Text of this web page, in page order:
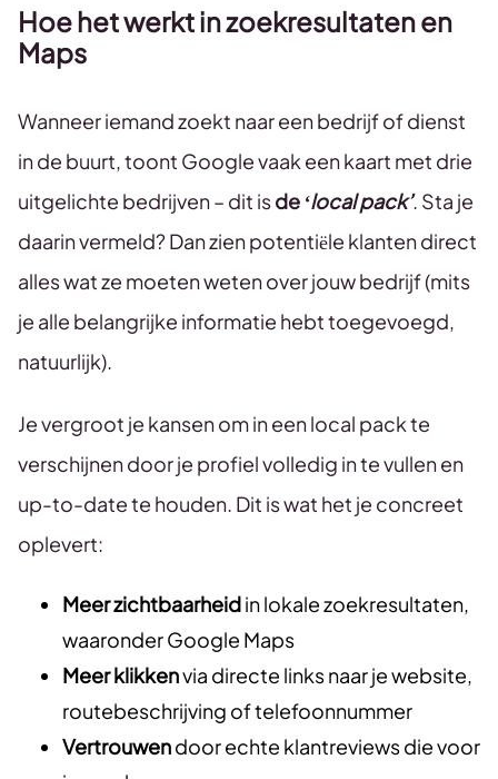
Hoe het werkt in zoekresultaten en
Maps
Wanneer iemand zoekt naar een bedrijf of dienst
in de buurt, toont Google vaak een kaart met drie
uitgelichte bedrijven – dit isde ‘local pack’. Sta je
daarin vermeld? Dan zien potentiële klanten direct
alles wat ze moeten weten over jouw bedrijf (mits
je alle belangrijke informatie hebt toegevoegd,
natuurlijk).
Je vergroot je kansen om in een local pack te
verschijnen door je profiel volledig in te vullen en
up-to-date te houden. Dit is wat het je concreet
oplevert:
Meer zichtbaarheidin lokale zoekresultaten,
waaronder Google Maps
Meer klikkenvia directe links naar je website,
routebeschrijving of telefoonnummer
Vertrouwendoor echte klantreviews die voor